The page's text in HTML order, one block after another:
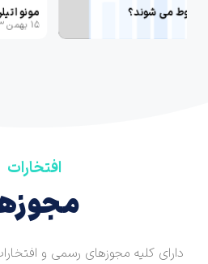
مونو اتیلن گلایکول
افتخارات
دارای کلیه مجوزهای رسمی و